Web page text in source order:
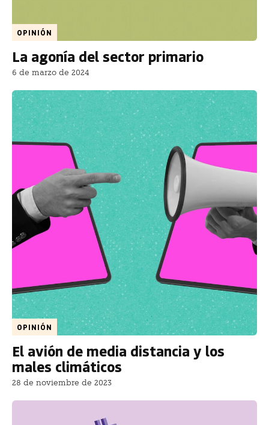
OPINIÓN
La agonía del sector primario
6 de marzo de 2024
OPINIÓN
El avión de media distancia y los
males climáticos
28 de noviembre de 2023